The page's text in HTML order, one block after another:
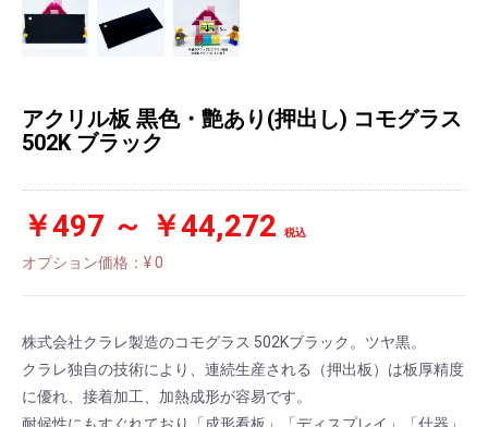
アクリル板 黒色・艶あり(押出し) コモグラス
502K ブラック
￥497 ～ ￥44,272 税込
オプション価格：¥0
株式会社クラレ製造のコモグラス 502Kブラック。ツヤ黒。
クラレ独自の技術により、連続生産される（押出板）は板厚精度
に優れ、接着加工、加熱成形が容易です。